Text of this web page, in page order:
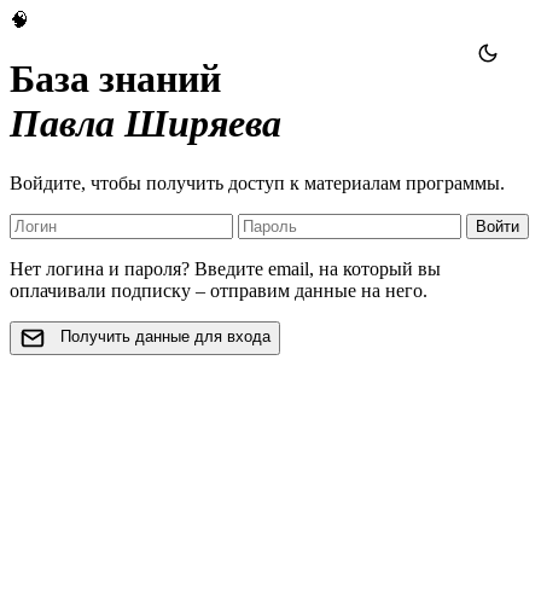
🧠
База знаний
Павла Ширяева
Войдите, чтобы получить доступ к материалам программы.
Войти
Нет логина и пароля? Введите email, на который вы
оплачивали подписку – отправим данные на него.
Получить данные для входа